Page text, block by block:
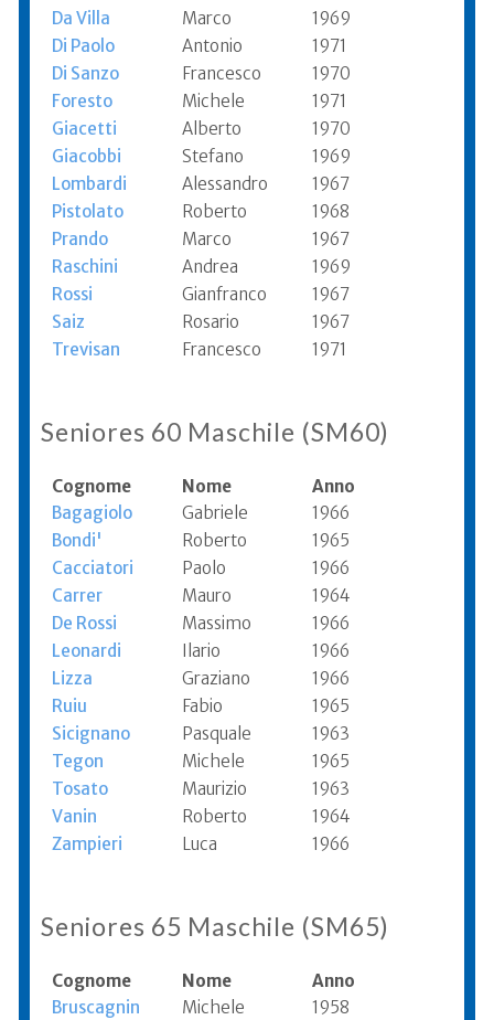
Da Villa
Marco
1969
Di Paolo
Antonio
1971
Di Sanzo
Francesco
1970
Foresto
Michele
1971
Giacetti
Alberto
1970
Giacobbi
Stefano
1969
Lombardi
Alessandro
1967
Pistolato
Roberto
1968
Prando
Marco
1967
Raschini
Andrea
1969
Rossi
Gianfranco
1967
Saiz
Rosario
1967
Trevisan
Francesco 1971
Seniores 60 Maschile (SM60)
Cognome Nome
Anno
Bagagiolo
Gabriele
1966
Bondi'
Roberto
1965
Cacciatori
Paolo
1966
Carrer
Mauro
1964
De Rossi
Massimo
1966
Leonardi
Ilario
1966
Lizza
Graziano
1966
Ruiu
Fabio
1965
Sicignano
Pasquale
1963
Tegon
Michele
1965
Tosato
Maurizio
1963
Vanin
Roberto
1964
Zampieri
Luca 1966
Seniores 65 Maschile (SM65)
Cognome Nome
Anno
Bruscagnin
Michele
1958